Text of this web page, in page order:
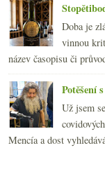
Doba je
vinnou
název časopisu či
Potěšení
Už jsem
Mencía a dost